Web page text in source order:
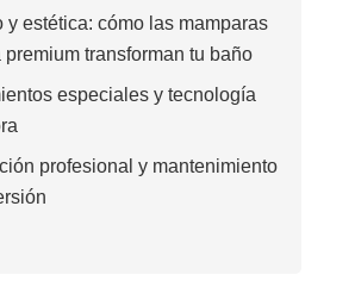
y estética: cómo las mamparas
premium transforman tu baño
especiales y tecnología
profesional y mantenimiento